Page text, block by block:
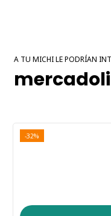
A TU MICHI LE PODRÍAN
-32%